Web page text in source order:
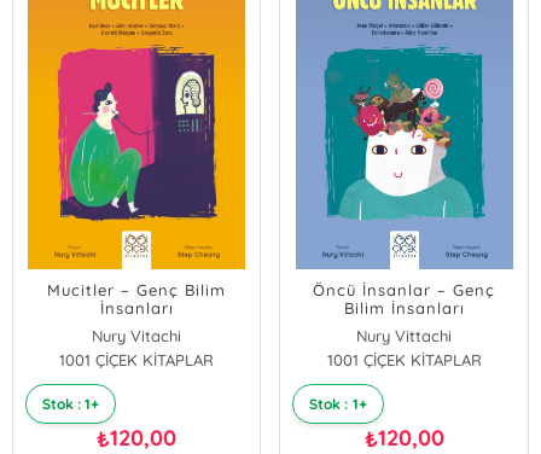
Mucitler – Genç Bilim
İnsanları
Nury Vitachi
1001 ÇİÇEK KİTAPLAR
Stok : 1+
₺120,00
Öncü İnsanlar – Genç
Bilim İnsanları
Nury Vittachi
1001 ÇİÇEK KİTAPLAR
Stok : 1+
₺120,00